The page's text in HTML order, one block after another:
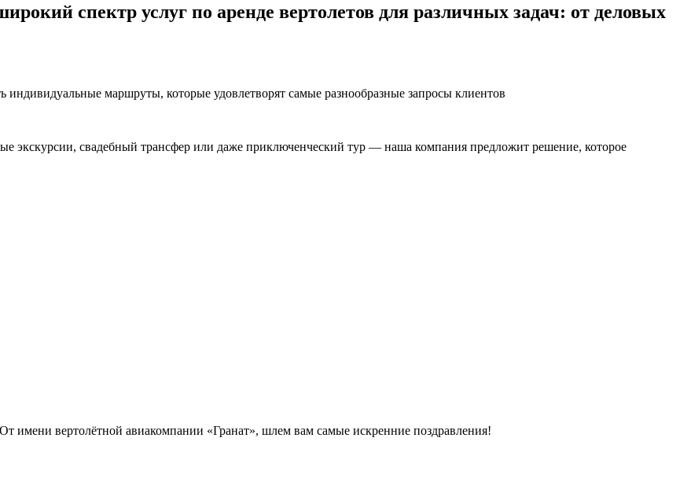
спектр услуг по аренде вертолетов для различных задач: от деловых
маршруты, которые удовлетворят самые разнообразные запросы клиентов
экскурсии, свадебный трансфер или даже приключенческий тур — наша компания предложит решение, которое
имени вертолётной авиакомпании «Гранат», шлем вам самые искренние поздравления!